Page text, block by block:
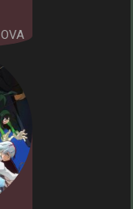
OVA